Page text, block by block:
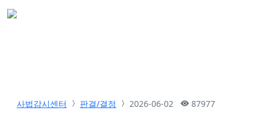
사법감시센터 판결/결정 2026-06-02 87977